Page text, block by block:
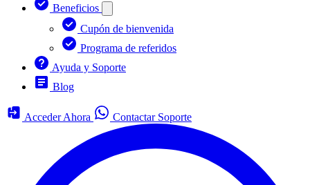
Beneficios
Cupón de bienvenida
Programa de referidos
Ayuda y Soporte
Blog
Acceder Ahora Contactar Soporte